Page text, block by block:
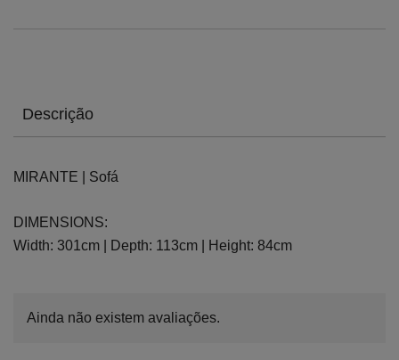
Descrição
MIRANTE | Sofá
DIMENSIONS:
Width: 301cm | Depth: 113cm | Height: 84cm
Ainda não existem avaliações.